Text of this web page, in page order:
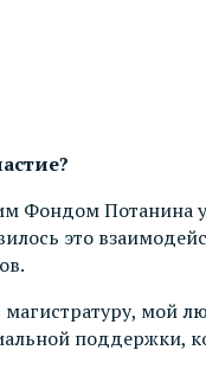
Фондом
это
мой
поддержки,